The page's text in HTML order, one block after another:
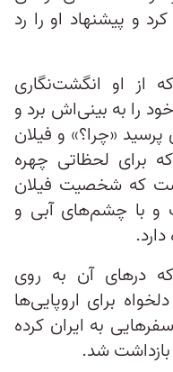
و پیشنهاد او را رد
از او انگشت‌نگاری
را به بینی‌اش برد و
«چرا؟» و فیلان
برای لحظاتی چهره
که شخصیت فیلان
و با چشم‌های آبی‌ و
و زمانی که درهای آن به روی
برای اروپایی‌ها
به ایران کرده
شد.